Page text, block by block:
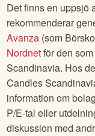
Det finns en uppsjö
rekommenderar
Avanza (som
Nordnetför den
Scandinavia. Hos
Candles
information om
P/E-tal eller
diskussion med